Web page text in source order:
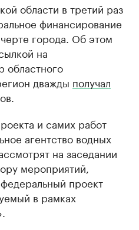
области в третий раз
финансирование
города. Об этом
на
областного
дважды получал
и самих работ
агентство водных
на заседании
мероприятий,
проект
в рамках